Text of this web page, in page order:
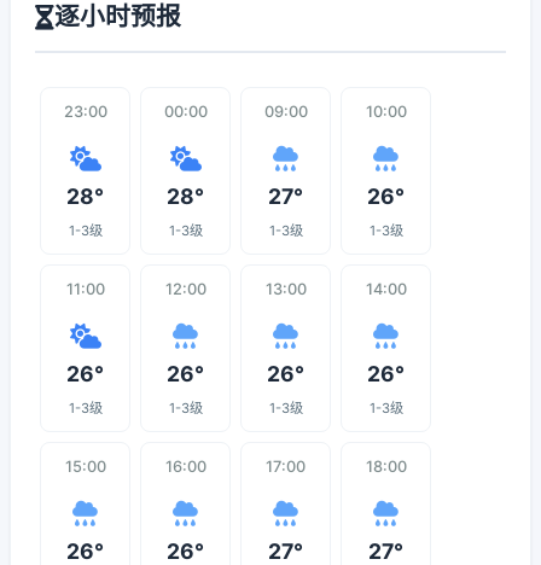
逐小时预报
23:00
28°
1-3级
00:00
28°
1-3级
09:00
27°
1-3级
10:00
26°
1-3级
11:00
26°
1-3级
12:00
26°
1-3级
13:00
26°
1-3级
14:00
26°
1-3级
15:00
26°
16:00
26°
17:00
27°
18:00
27°